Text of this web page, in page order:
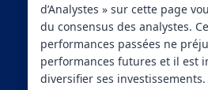
d’Analystes » sur cette page
du consensus des analystes.
performances passées ne
performances futures et il est
diversifier ses investissements.